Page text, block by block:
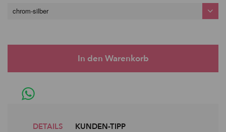
chrom-silber
DETAILS
KUNDEN-TIPP